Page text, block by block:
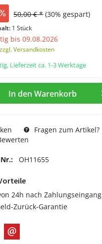
50,00 € * (30% gespart)
1 Stück
bis 09.08.2026
zzgl. Versandkosten
Lieferzeit ca. 1-3 Werktage
In den Warenkorb
Fragen zum Artikel?
OH11655
24h nach Zahlungseingang
Zurück-Garantie